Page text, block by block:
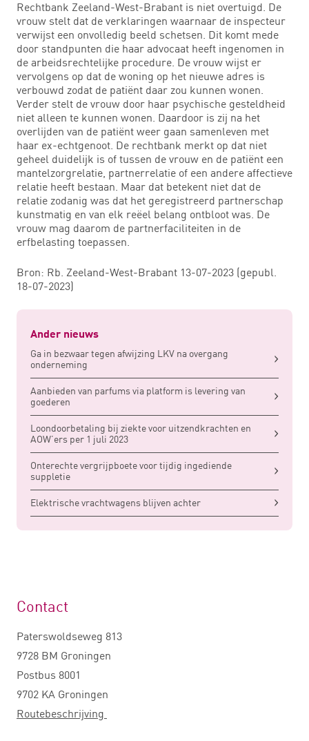
Rechtbank Zeeland-West-Brabant is niet overtuigd. De
vrouw stelt dat de verklaringen waarnaar de inspecteur
verwijst een onvolledig beeld schetsen. Dit komt mede
door standpunten die haar advocaat heeft ingenomen in
de arbeidsrechtelijke procedure. De vrouw wijst er
vervolgens op dat de woning op het nieuwe adres is
verbouwd zodat de patiënt daar zou kunnen wonen.
Verder stelt de vrouw door haar psychische gesteldheid
niet alleen te kunnen wonen. Daardoor is zij na het
overlijden van de patiënt weer gaan samenleven met
haar ex-echtgenoot. De rechtbank merkt op dat niet
geheel duidelijk is of tussen de vrouw en de patiënt een
mantelzorgrelatie, partnerrelatie of een andere affectieve
relatie heeft bestaan. Maar dat betekent niet dat de
relatie zodanig was dat het geregistreerd partnerschap
kunstmatig en van elk reëel belang ontbloot was. De
vrouw mag daarom de partnerfaciliteiten in de
erfbelasting toepassen.
Bron: Rb. Zeeland-West-Brabant 13-07-2023 (gepubl.
18-07-2023)
Ander nieuws
Ga in bezwaar tegen afwijzing LKV na overgang
onderneming
Aanbieden van parfums via platform is levering van
goederen
Loondoorbetaling bij ziekte voor uitzendkrachten en
AOW’ers per 1 juli 2023
Onterechte vergrijpboete voor tijdig ingediende
suppletie
Elektrische vrachtwagens blijven achter
Contact
Paterswoldseweg 813
9728 BM Groningen
Postbus 8001
9702 KA Groningen
Routebeschrijving